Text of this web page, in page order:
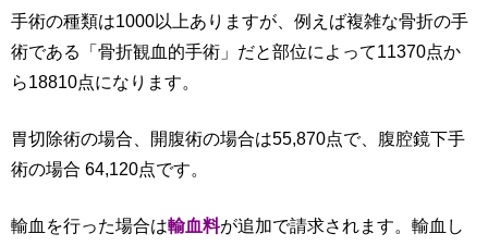
手術の種類は1000以上ありますが、例えば複雑な骨折の手
術である「骨折観血的手術」だと部位によって11370点か
ら18810点になります。
胃切除術の場合、開腹術の場合は55,870点で、腹腔鏡下手
術の場合 64,120点です。
輸血を行った場合は輸血料が追加で請求されます。輸血し